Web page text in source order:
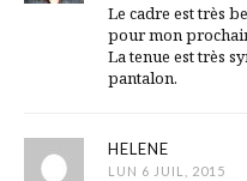
Le cadre est très
pour mon
La tenue est très
pantalon.
HELENE
LUN 6 JUIL, 2015